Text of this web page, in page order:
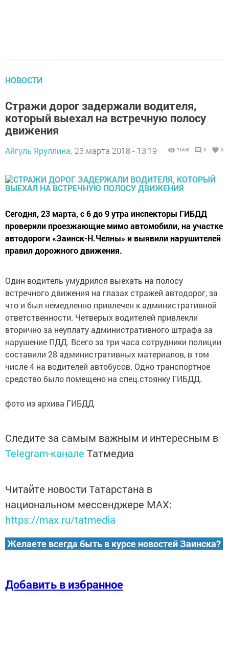
НОВОСТИ
Стражи дорог задержали водителя,
который выехал на встречную полосу
движения
Айгуль Яруллина, 23 марта 2018 - 13:19 1668 0 0
Сегодня, 23 марта, с 6 до 9 утра инспекторы ГИБДД
проверили проезжающие мимо автомобили, на участке
автодороги «Заинск-Н.Челны» и выявили нарушителей
правил дорожного движения.
Один водитель умудрился выехать на полосу
встречного движения на глазах стражей автодорог, за
что и был немедленно привлечен к административной
ответственности. Четверых водителей привлекли
вторично за неуплату административного штрафа за
нарушение ПДД. Всего за три часа сотрудники полиции
составили 28 административных материалов, в том
числе 4 на водителей автобусов. Одно транспортное
средство было помещено на спец.стоянку ГИБДД.
фото из архива ГИБДД
Следите за самым важным и интересным в
Telegram-канале Татмедиа
Читайте новости Татарстана в
национальном мессенджере MАХ:
https://max.ru/tatmedia
Желаете всегда быть в курсе новостей Заинска?
Добавить в избранное